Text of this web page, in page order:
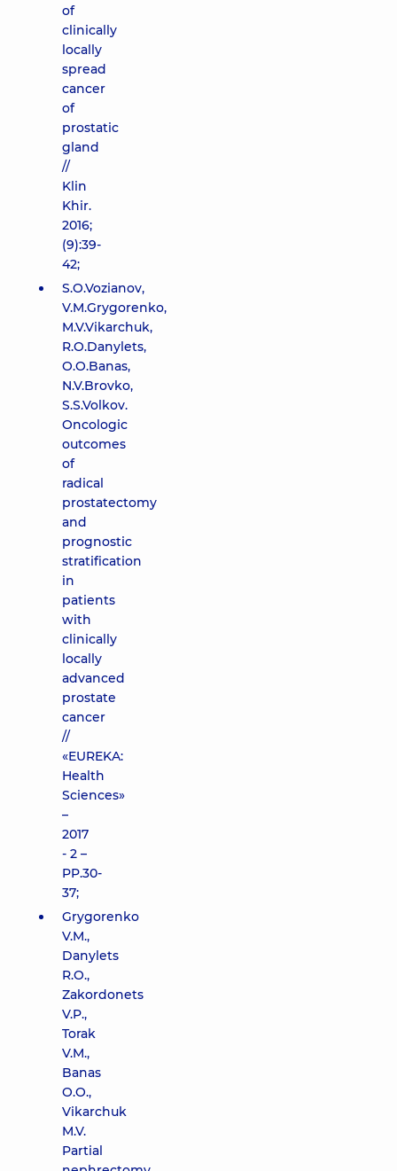
of
clinically
locally
spread
cancer
of
prostatic
gland
//
Klin
Khir.
2016;
(9):39-
42;
S.O.Vozianov,
V.M.Grygorenko,
M.V.Vikarchuk,
R.O.Danylets,
O.O.Banas,
N.V.Brovko,
S.S.Volkov.
Oncologic
outcomes
of
radical
prostatectomy
and
prognostic
stratification
in
patients
with
clinically
locally
advanced
prostate
cancer
//
«EUREKA:
Health
Sciences»
–
2017
- 2 –
PP.30-
37;
Grygorenko
V.M.,
Danylets
R.O.,
Zakordonets
V.P.,
Torak
V.M.,
Banas
O.O.,
Vikarchuk
M.V.
Partial